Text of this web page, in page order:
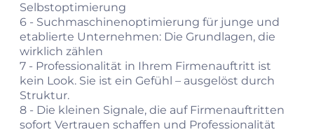
Selbstoptimierung
6 - Suchmaschinenoptimierung für junge und
etablierte Unternehmen: Die Grundlagen, die
wirklich zählen
7 - Professionalität in Ihrem Firmenauftritt ist
kein Look. Sie ist ein Gefühl – ausgelöst durch
Struktur.
8 - Die kleinen Signale, die auf Firmenauftritten
sofort Vertrauen schaffen und Professionalität